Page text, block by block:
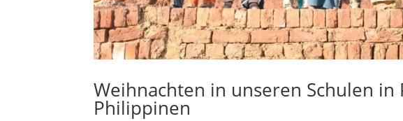
Weihnachten in unseren Schulen in
Philippinen